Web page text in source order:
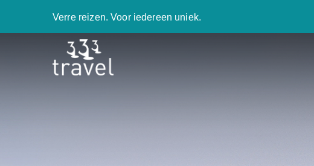
Verre reizen. Voor iedereen uniek.